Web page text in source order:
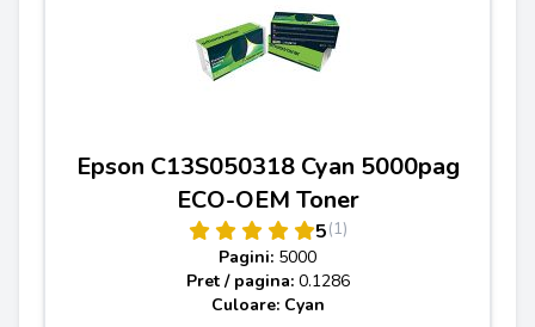
Epson C13S050318 Cyan 5000pag
ECO-OEM Toner
5(1)
Pagini: 5000
Pret / pagina: 0.1286
Culoare: Cyan